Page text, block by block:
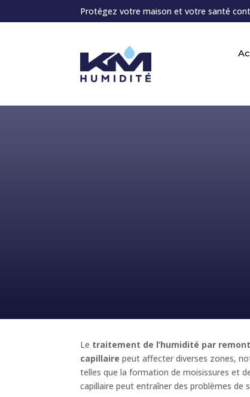
Protégez votre maison et votre santé
Le traitement de l’humidité par
capillaire peut affecter diverses zones,
telles que la formation de moisissures et
capillaire peut entraîner des problèmes